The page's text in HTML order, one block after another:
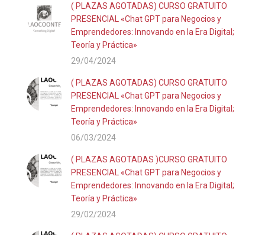
( PLAZAS AGOTADAS) CURSO GRATUITO
PRESENCIAL «Chat GPT para Negocios y
Emprendedores: Innovando en la Era Digital;
Teoría y Práctica»
29/04/2024
( PLAZAS AGOTADAS) CURSO GRATUITO
PRESENCIAL «Chat GPT para Negocios y
Emprendedores: Innovando en la Era Digital;
Teoría y Práctica»
06/03/2024
( PLAZAS AGOTADAS )CURSO GRATUITO
PRESENCIAL «Chat GPT para Negocios y
Emprendedores: Innovando en la Era Digital;
Teoría y Práctica»
29/02/2024